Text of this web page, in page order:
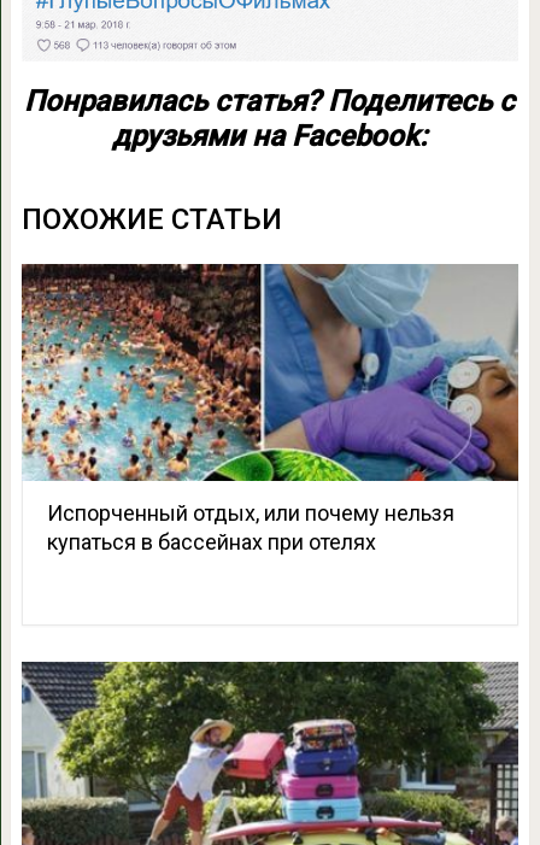
Понравилась статья? Поделитесь с
друзьями на Facebook:
ПОХОЖИЕ СТАТЬИ
Испорченный отдых, или почему нельзя
купаться в бассейнах при отелях